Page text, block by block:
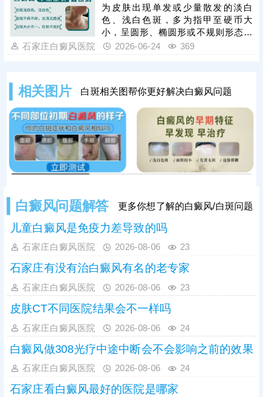
黑素细胞尚未完全受损，及时干预复
色效果较佳，临床常用308准分子激
光治疗，该方法操作简单、靶向性
强、安全性高，可直接刺激黑素细胞
再生，适配早期局限性白斑，治疗贵
为皮肤出现单发或少量散发的淡白
色、浅白色斑，多为指甲至硬币大
小，呈圆形、椭圆形或不规则形态，
早期白斑边界模糊，无瘙痒、疼痛、
身，大幅提升治疗难度。患者需把握
早期治疗时机，及时前往正规医院，
采用科学手段进行针对性治疗。同时
坚持规范医治，切勿随意停药、半途
而废，稳定修复黑色素细胞，有效控
制病情，降低扩散与复发
石家庄白癜风医院 2026-06-24 369
相关图片 白斑相关图帮你更好解决白癜风问题
白癜风问题解答 更多你想了解的白癜风/白斑问题
儿童白癜风是免疫力差导致的吗
石家庄白癜风医院 2026-08-06 23
石家庄有没有治白癜风有名的老专家
石家庄白癜风医院 2026-08-06 23
皮肤CT不同医院结果会不一样吗
石家庄白癜风医院 2026-08-06 24
白癜风做308光疗中途中断会不会影响之前的效果
石家庄白癜风医院 2026-08-06 24
石家庄看白癜风最好的医院是哪家